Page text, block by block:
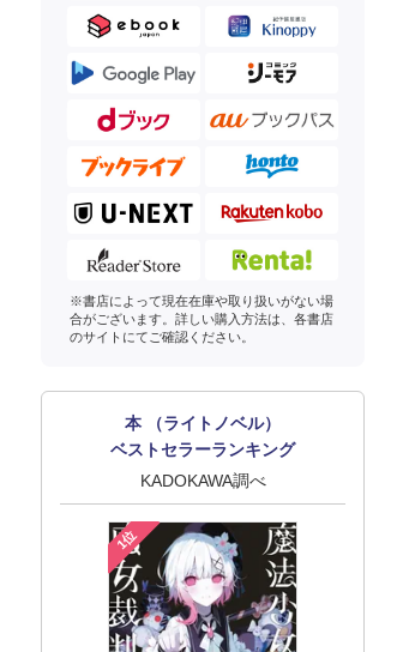
※書店によって現在在庫や取り扱いがない場
合がございます。詳しい購入方法は、各書店
のサイトにてご確認ください。
本 （ライトノベル）
ベストセラーランキング
KADOKAWA調べ
1位